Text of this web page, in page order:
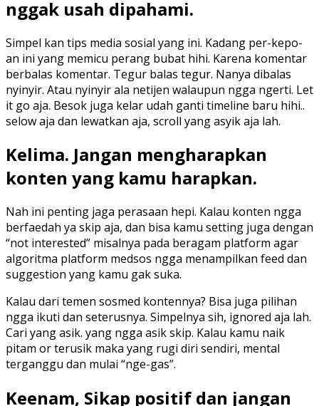
nggak usah dipahami.
Simpel kan tips media sosial yang ini. Kadang per-kepo-
an ini yang memicu perang bubat hihi. Karena komentar
berbalas komentar. Tegur balas tegur. Nanya dibalas
nyinyir. Atau nyinyir ala netijen walaupun ngga ngerti. Let
it go aja. Besok juga kelar udah ganti timeline baru hihi..
selow aja dan lewatkan aja, scroll yang asyik aja lah.
Kelima. Jangan mengharapkan
konten yang kamu harapkan.
Nah ini penting jaga perasaan hepi. Kalau konten ngga
berfaedah ya skip aja, dan bisa kamu setting juga dengan
“not interested” misalnya pada beragam platform agar
algoritma platform medsos ngga menampilkan feed dan
suggestion yang kamu gak suka.
Kalau dari temen sosmed kontennya? Bisa juga pilihan
ngga ikuti dan seterusnya. Simpelnya sih, ignored aja lah.
Cari yang asik. yang ngga asik skip. Kalau kamu naik
pitam or terusik maka yang rugi diri sendiri, mental
terganggu dan mulai “nge-gas”.
Keenam, Sikap positif dan jangan